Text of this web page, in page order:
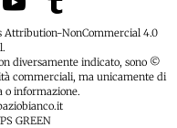
Attribution-NonCommercial 4.0
diversamente indicato, sono ©
commerciali, ma unicamente di
o informazione.
GREEN